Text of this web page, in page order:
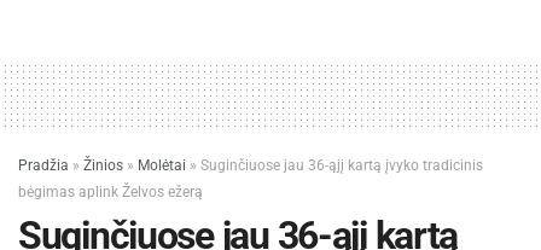
Pradžia » Žinios » Molėtai » Suginčiuose jau 36-ąjį kartą įvyko tradicinis
bėgimas aplink Želvos ežerą
Suginčiuose jau 36-ąjį kartą